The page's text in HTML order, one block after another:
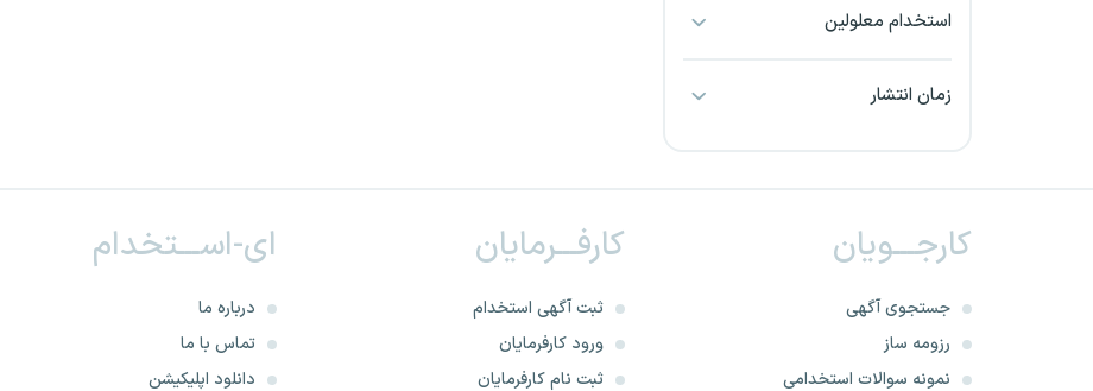
خراسان شمالی
خرم آباد
خوزستان
استخدام معلولین
زمان انتشار
کارجـــویان
جستجوی آگهی
رزومه ساز
نمونه سوالات استخدامی
کارفـــرمایان
ثبت آگهی استخدام
ورود کارفرمایان
ثبت نام کارفرمایان
ای-اســـتخدام
درباره ما
تماس با ما
دانلود اپلیکیشن